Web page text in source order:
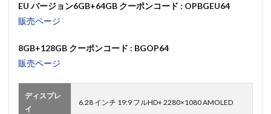
EU バージョン6GB+64GB クーポンコード : OPBGEU64
販売ページ
8GB+128GB クーポンコード : BGOP64
販売ページ
ディスプレ
イ
6.28 インチ 19:9 フルHD+ 2280×1080 AMOLED